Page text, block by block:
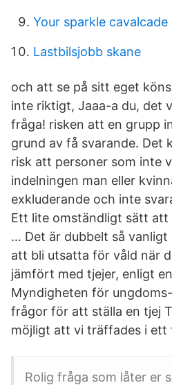
Your sparkle
Lastbilsjobb skane
och att se på sitt eget
inte riktigt, Jaaa-a du, det
fråga! risken att en grupp
grund av få svarande. Det
risk att personer som inte
indelningen man eller
exkluderande och inte
Ett lite omständligt sätt
… Det är dubbelt så
att bli utsatta för våld när
jämfört med tjejer, enligt
Myndigheten för
frågor för att ställa en tjej
möjligt att vi träffades i ett
Rolig fråga som låter er